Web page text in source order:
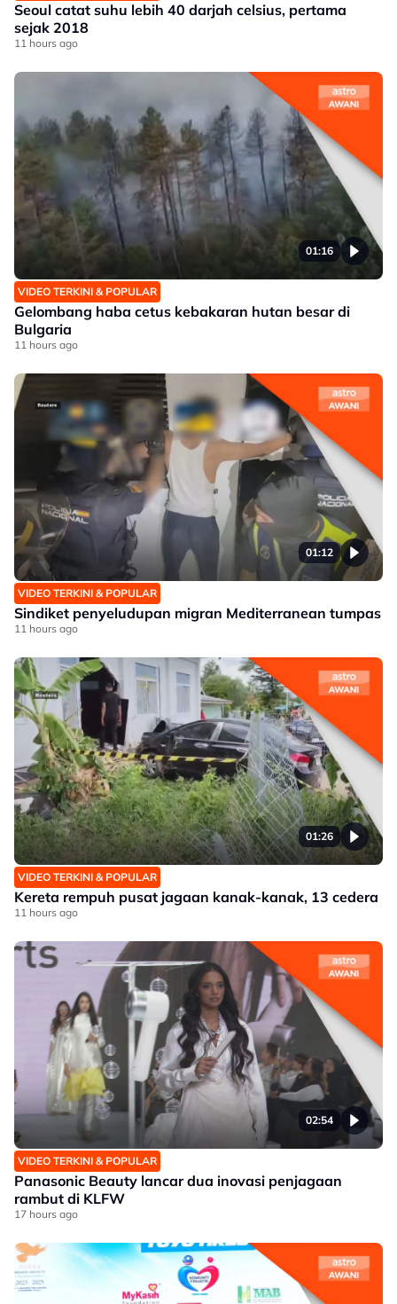
Seoul catat suhu lebih 40 darjah celsius, pertama
sejak 2018
11 hours ago
01:16
VIDEO TERKINI & POPULAR
Gelombang haba cetus kebakaran hutan besar di
Bulgaria
11 hours ago
01:12
VIDEO TERKINI & POPULAR
Sindiket penyeludupan migran Mediterranean tumpas
11 hours ago
01:26
VIDEO TERKINI & POPULAR
Kereta rempuh pusat jagaan kanak-kanak, 13 cedera
11 hours ago
02:54
VIDEO TERKINI & POPULAR
Panasonic Beauty lancar dua inovasi penjagaan
rambut di KLFW
17 hours ago